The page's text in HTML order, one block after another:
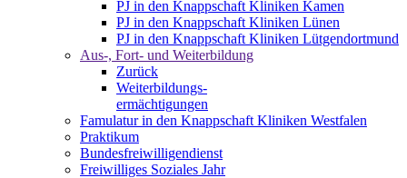
PJ in den Knappschaft Kliniken Kamen
PJ in den Knappschaft Kliniken Lünen
PJ in den Knappschaft Kliniken Lütgendortmund
Aus-, Fort- und Weiterbildung
Zurück
Weiterbildungs-
ermächtigungen
Famulatur in den Knappschaft Kliniken Westfalen
Praktikum
Bundesfreiwilligendienst
Freiwilliges Soziales Jahr